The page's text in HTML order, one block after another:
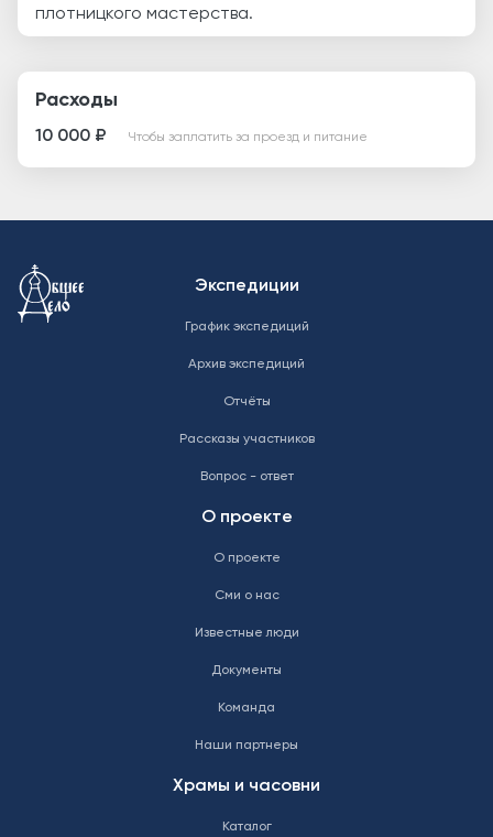
плотницкого мастерства.
Расходы
10 000 ₽ Чтобы заплатить за проезд и питание
Меню в подвалеЭкспедиции
График экспедиций
Архив экспедиций
Отчёты
Рассказы участников
Вопрос - ответ
О проекте
О проекте
Сми о нас
Известные люди
Документы
Команда
Наши партнеры
Храмы и часовни
Каталог